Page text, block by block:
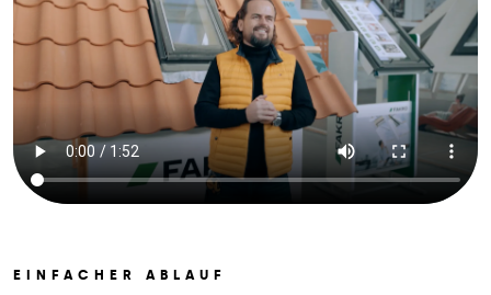
EINFACHER ABLAUF